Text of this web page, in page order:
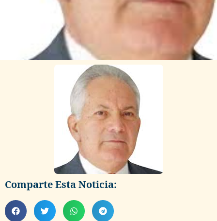
Comparte Esta Noticia: